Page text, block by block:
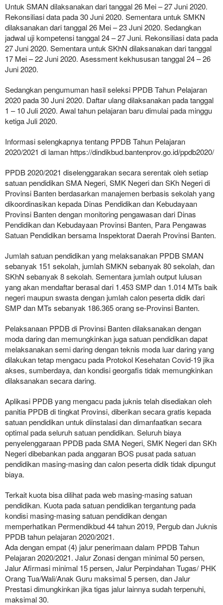
Untuk SMAN dilaksanakan dari tanggal 26 Mei – 27 Juni 2020.
Rekonsiliasi data pada 30 Juni 2020. Sementara untuk SMKN
dilaksanakan dari tanggal 26 Mei – 23 Juni 2020. Sedangkan
jadwal uji kompetensi tanggal 24 – 27 Juni. Rekonsiliasi data pada
27 Juni 2020. Sementara untuk SKhN dilaksanakan dari tanggal
17 Mei – 22 Juni 2020. Asessment kekhususan tanggal 24 – 26
Juni 2020.
Sedangkan pengumuman hasil seleksi PPDB Tahun Pelajaran
2020 pada 30 Juni 2020. Daftar ulang dilaksanakan pada tanggal
1 – 10 Juli 2020. Awal tahun pelajaran baru dimulai pada minggu
ketiga Juli 2020.
Informasi selengkapnya tentang PPDB Tahun Pelajaran
2020/2021 di laman https://dindikbud.bantenprov.go.id/ppdb2020/
PPDB 2020/2021 diselenggarakan secara serentak oleh setiap
satuan pendidikan SMA Negeri, SMK Negeri dan SKh Negeri di
Provinsi Banten berdasarkan manajemen berbasis sekolah yang
dikoordinasikan kepada Dinas Pendidikan dan Kebudayaan
Provinsi Banten dengan monitoring pengawasan dari Dinas
Pendidikan dan Kebudayaan Provinsi Banten, Para Pengawas
Satuan Pendidikan bersama Inspektorat Daerah Provinsi Banten.
Jumlah satuan pendidikan yang melaksanakan PPDB SMAN
sebanyak 151 sekolah, jumlah SMKN sebanyak 80 sekolah, dan
SKhN sebanyak 8 sekolah. Sementara jumlah output lulusan
yang akan mendaftar berasal dari 1.453 SMP dan 1.014 MTs baik
negeri maupun swasta dengan jumlah calon peserta didik dari
SMP dan MTs sebanyak 186.365 orang se-Provinsi Banten.
Pelaksanaan PPDB di Provinsi Banten dilaksanakan dengan
moda daring dan memungkinkan juga satuan pendidikan dapat
melaksanakan semi daring dengan teknis moda luar daring yang
dilakukan tetap mengacu pada Protokol Kesehatan Covid-19 jika
akses, sumberdaya, dan kondisi georgafis tidak memungkinkan
dilaksanakan secara daring.
Aplikasi PPDB yang mengacu pada juknis telah disediakan oleh
panitia PPDB di tingkat Provinsi, diberikan secara gratis kepada
satuan pendidikan untuk diinstalasi dan dimanfaatkan secara
optimal pada seluruh satuan pendidikan. Seluruh biaya
penyelenggaraan PPDB pada SMA Negeri, SMK Negeri dan SKh
Negeri dibebankan pada anggaran BOS pusat pada satuan
pendidikan masing-masing dan calon peserta didik tidak dipungut
biaya.
Terkait kuota bisa dilihat pada web masing-masing satuan
pendidikan. Kuota pada satuan pendidikan tergantung pada
kondisi masing-masing satuan pendidikan dengan
memperhatikan Permendikbud 44 tahun 2019, Pergub dan Juknis
PPDB tahun pelajaran 2020/2021.
Ada dengan empat (4) jalur penerimaan dalam PPDB Tahun
Pelajaran 2020/2021. Jalur Zonasi dengan minimal 50 persen,
Jalur Afirmasi minimal 15 persen, Jalur Perpindahan Tugas/ PHK
Orang Tua/Wali/Anak Guru maksimal 5 persen, dan Jalur
Prestasi dimungkinkan jika tigas jalur lainnya sudah terpenuhi,
maksimal 30.